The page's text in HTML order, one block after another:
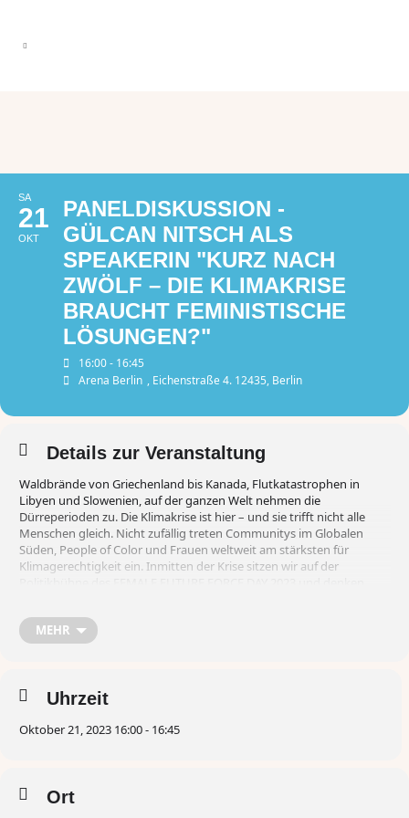
SA
21
OKT
PANELDISKUSSION -
GÜLCAN NITSCH ALS
SPEAKERIN "KURZ NACH
ZWÖLF – DIE KLIMAKRISE
BRAUCHT FEMINISTISCHE
LÖSUNGEN?"
16:00 - 16:45
Arena Berlin , Eichenstraße 4. 12435, Berlin
Details zur Veranstaltung
Waldbrände von Griechenland bis Kanada, Flutkatastrophen in
Libyen und Slowenien, auf der ganzen Welt nehmen die
Dürreperioden zu. Die Klimakrise ist hier – und sie trifft nicht alle
Menschen gleich. Nicht zufällig treten Communitys im Globalen
Süden, People of Color und Frauen weltweit am stärksten für
Klimagerechtigkeit ein. Inmitten der Krise sitzen wir auf der
Solidarität und einen Neuanfang für alle. Wir fragen: Wie sollte der
Kampf gegen die Klimakrise aussehen, in einer Welt in der sich die
Krisen überlappen und nicht alle Menschen mitgedacht werden?
Für weitere Informationen : https://editionf.com/fff-day-programm/
***
insanları eşit derecede etkilemiyor. Küresel Güney’deki toplulukların,
MEHR
Uhrzeit
Oktober 21, 2023 16:00 - 16:45
Ort